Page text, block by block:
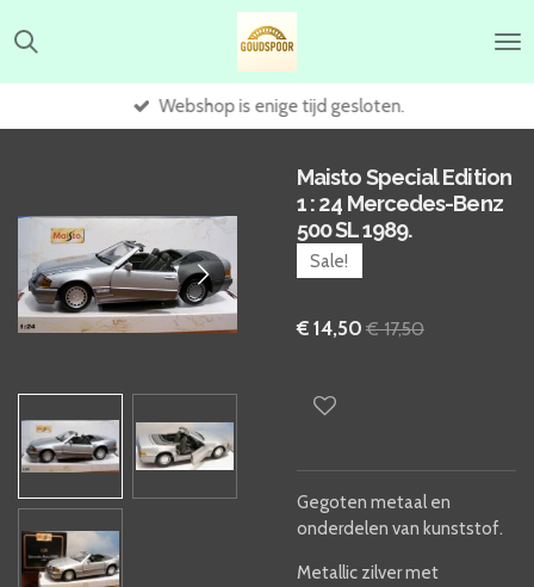
direct
hoofdinhoud
Webshop is enige tijd gesloten.
Maisto Special Edition
1 : 24 Mercedes-Benz
500 SL 1989.
Sale!
€ 14,50 € 17,50
Gegoten metaal en
onderdelen van kunststof.
Metallic zilver met